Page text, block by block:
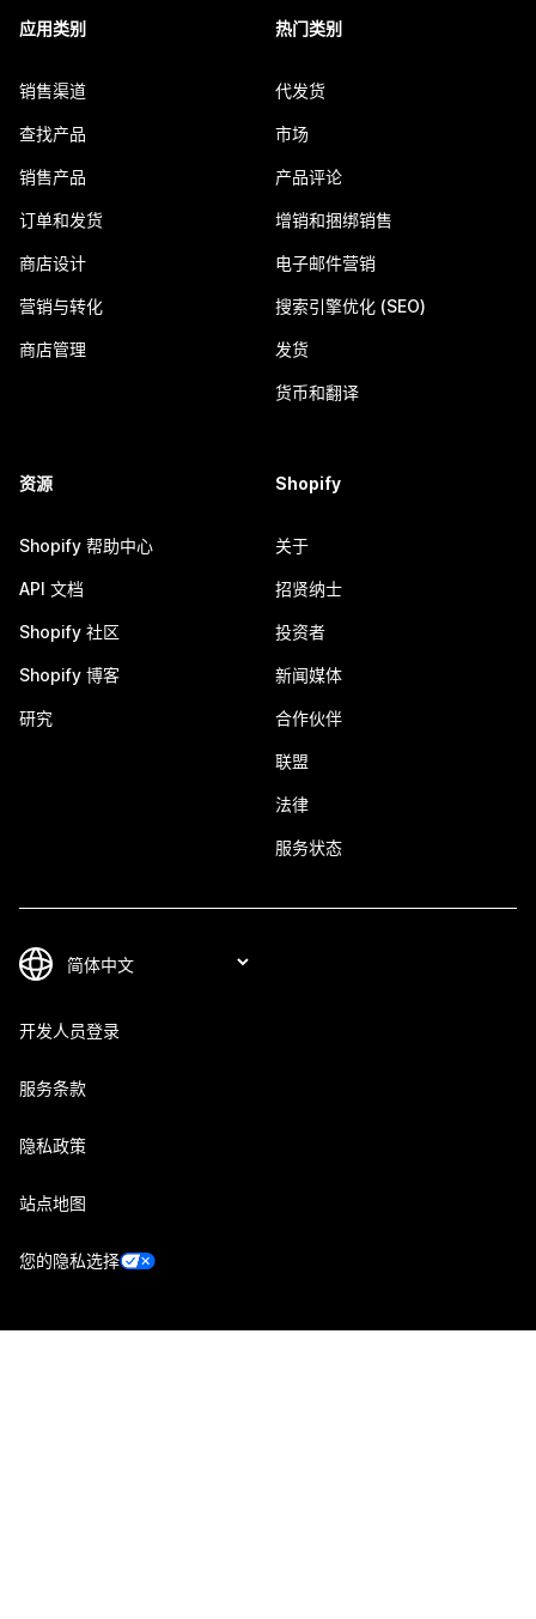
应用类别
销售渠道
查找产品
销售产品
订单和发货
商店设计
营销与转化
商店管理
热门类别
代发货
市场
产品评论
增销和捆绑销售
电子邮件营销
搜索引擎优化 (SEO)
发货
货币和翻译
资源
Shopify 帮助中心
API 文档
Shopify 社区
Shopify 博客
研究
Shopify
关于
招贤纳士
投资者
新闻媒体
合作伙伴
联盟
法律
服务状态
开发人员登录
服务条款
隐私政策
站点地图
您的隐私选择